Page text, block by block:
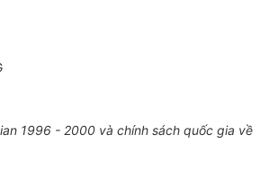
1996 - 2000 và chính sách quốc gia về